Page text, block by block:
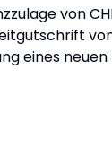
von
eines neuen